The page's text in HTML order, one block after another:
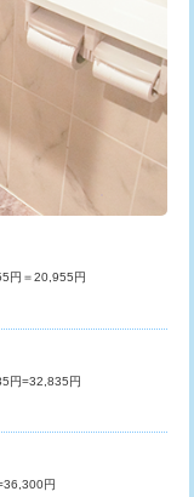
円＝20,955円
円=32,835円
円